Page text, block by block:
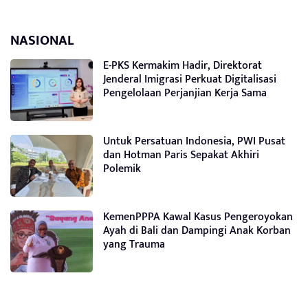
NASIONAL
E-PKS Kermakim Hadir, Direktorat
Jenderal Imigrasi Perkuat Digitalisasi
Pengelolaan Perjanjian Kerja Sama
Untuk Persatuan Indonesia, PWI Pusat
dan Hotman Paris Sepakat Akhiri
Polemik
KemenPPPA Kawal Kasus Pengeroyokan
Ayah di Bali dan Dampingi Anak Korban
yang Trauma